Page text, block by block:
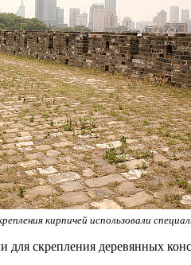
кирпичей использовали
для скрепления деревянных